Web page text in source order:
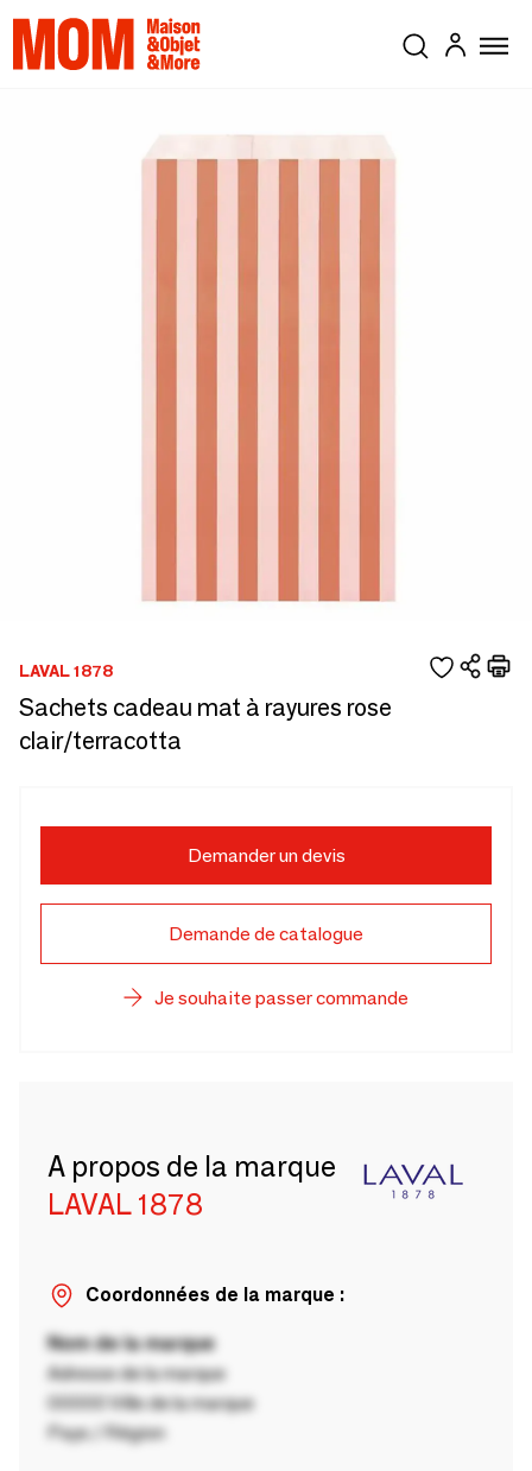
LAVAL 1878
Sachets cadeau mat à rayures rose
clair/terracotta
Demander un devis
Demande de catalogue
Je souhaite passer commande
A propos de la marque
LAVAL 1878
Coordonnées de la marque :
Nom de la marque
Adresse de la marque
00000 Ville de la marque
Pays / Région